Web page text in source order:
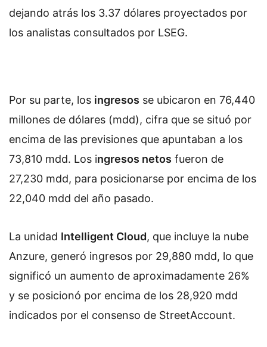
dejando atrás los 3.37 dólares proyectados por
los analistas consultados por LSEG.
Por su parte, los ingresos se ubicaron en 76,440
millones de dólares (mdd), cifra que se situó por
encima de las previsiones que apuntaban a los
73,810 mdd. Los ingresos netos fueron de
27,230 mdd, para posicionarse por encima de los
22,040 mdd del año pasado.
La unidad Intelligent Cloud, que incluye la nube
Anzure, generó ingresos por 29,880 mdd, lo que
significó un aumento de aproximadamente 26%
y se posicionó por encima de los 28,920 mdd
indicados por el consenso de StreetAccount.